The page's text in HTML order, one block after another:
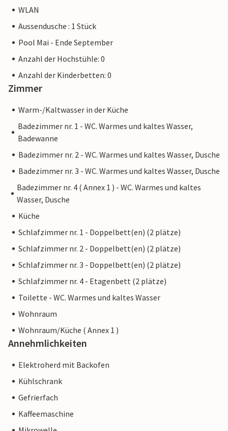
WLAN
Aussendusche : 1 Stück
Pool Mai - Ende September
Anzahl der Hochstühle: 0
Anzahl der Kinderbetten: 0
Zimmer
Warm-/Kaltwasser in der Küche
Badezimmer nr. 1 - WC. Warmes und kaltes Wasser,
Badewanne
Badezimmer nr. 2 - WC. Warmes und kaltes Wasser, Dusche
Badezimmer nr. 3 - WC. Warmes und kaltes Wasser, Dusche
Badezimmer nr. 4 ( Annex 1 ) - WC. Warmes und kaltes
Wasser, Dusche
Küche
Schlafzimmer nr. 1 - Doppelbett(en) (2 plätze)
Schlafzimmer nr. 2 - Doppelbett(en) (2 plätze)
Schlafzimmer nr. 3 - Doppelbett(en) (2 plätze)
Schlafzimmer nr. 4 - Etagenbett (2 plätze)
Toilette - WC. Warmes und kaltes Wasser
Wohnraum
Wohnraum/Küche ( Annex 1 )
Annehmlichkeiten
Elektroherd mit Backofen
Kühlschrank
Gefrierfach
Kaffeemaschine